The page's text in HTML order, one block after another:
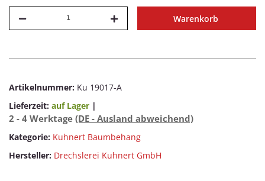
Warenkorb
Artikelnummer: Ku 19017-A
Lieferzeit: auf Lager |
2 - 4 Werktage (DE - Ausland abweichend)
Kategorie: Kuhnert Baumbehang
Hersteller: Drechslerei Kuhnert GmbH